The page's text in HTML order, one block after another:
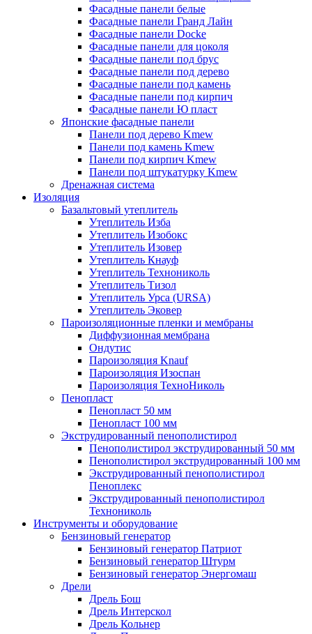
Фасадные панели белые
Фасадные панели Гранд Лайн
Фасадные панели Docke
Фасадные панели для цоколя
Фасадные панели под брус
Фасадные панели под дерево
Фасадные панели под камень
Фасадные панели под кирпич
Фасадные панели Ю пласт
Японские фасадные панели
Панели под дерево Kmew
Панели под камень Kmew
Панели под кирпич Kmew
Панели под штукатурку Kmew
Дренажная система
Изоляция
Базальтовый утеплитель
Утеплитель Изба
Утеплитель Изобокс
Утеплитель Изовер
Утеплитель Кнауф
Утеплитель Технониколь
Утеплитель Тизол
Утеплитель Урса (URSA)
Утеплитель Эковер
Пароизоляционные пленки и мембраны
Диффузионная мембрана
Ондутис
Пароизоляция Knauf
Пароизоляция Изоспан
Пароизоляция ТехноНиколь
Пенопласт
Пенопласт 50 мм
Пенопласт 100 мм
Экструдированный пенополистирол
Пенополистирол экструдированный 50 мм
Пенополистирол экструдированный 100 мм
Экструдированный пенополистирол
Пеноплекс
Экструдированный пенополистирол
Технониколь
Инструменты и оборудование
Бензиновый генератор
Бензиновый генератор Патриот
Бензиновый генератор Штурм
Бензиновый генератор Энергомаш
Дрели
Дрель Бош
Дрель Интерскол
Дрель Кольнер